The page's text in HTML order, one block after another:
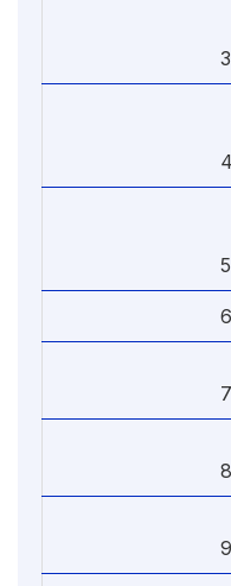
3
4
5
6
7
8
9